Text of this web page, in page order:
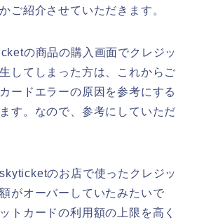
ご紹介させていただきます。
の商品の購入画面でクレジッ
してしまった方は、これからご
ードエラーの原因を参考にする
す。なので、参考にしていただ
のお店で使ったクレジッ
がオーバーしていたみたいで
トカードの利用額の上限を高く